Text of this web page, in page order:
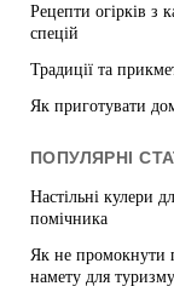
Рецепти огірків з
спецій
Традиції та
Як приготувати
ПОПУЛЯРНІ
Настільні кулери
помічника
Як не промокнути
намету для